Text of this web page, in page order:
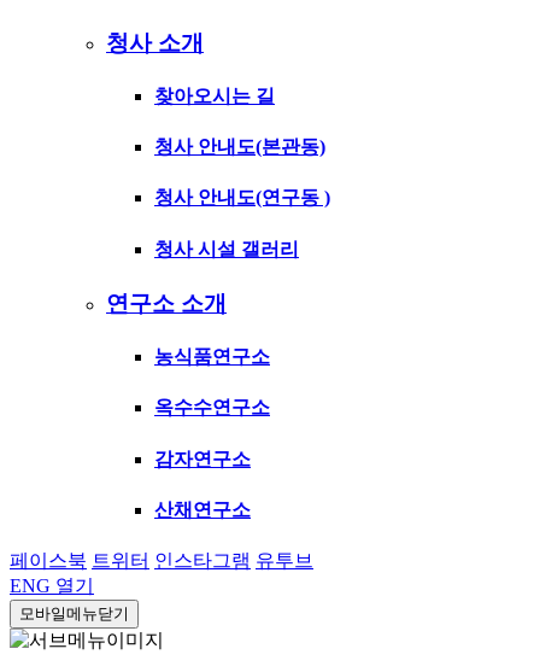
청사 소개
찾아오시는 길
청사 안내도(본관동)
청사 안내도(연구동 )
청사 시설 갤러리
연구소 소개
농식품연구소
옥수수연구소
감자연구소
산채연구소
페이스북 트위터 인스타그램 유투브
ENG 열기
모바일메뉴닫기